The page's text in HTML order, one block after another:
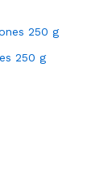
250 g